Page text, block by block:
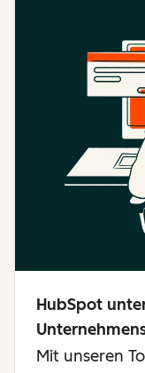
HubSpot
Mit unseren